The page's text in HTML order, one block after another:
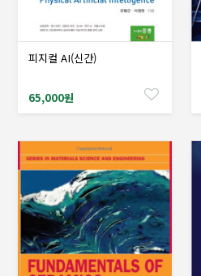
샘플도서신청
피지컬 AI(신간)
65,000원